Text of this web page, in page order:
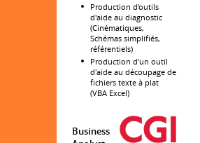
Production d'outils
d'aide au diagnostic
(Cinématiques,
Schémas simplifiés,
référentiels)
Production d'un outil
d'aide au découpage de
fichiers texte à plat
(VBA Excel)
Business